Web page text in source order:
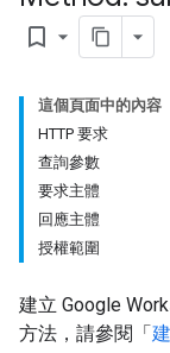
bookmark_border
這個頁面中的內容
HTTP 要求
查詢參數
要求主體
回應主體
授權範圍
建立 Google
方法，請參閱「